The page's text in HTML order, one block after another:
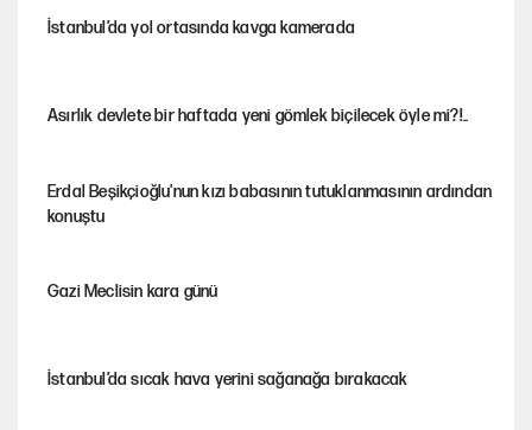
İstanbul’da yol ortasında kavga kamerada
Asırlık devlete bir haftada yeni gömlek biçilecek öyle mi?!..
Erdal Beşikçioğlu'nun kızı babasının tutuklanmasının ardından
konuştu
Gazi Meclisin kara günü
İstanbul’da sıcak hava yerini sağanağa bırakacak